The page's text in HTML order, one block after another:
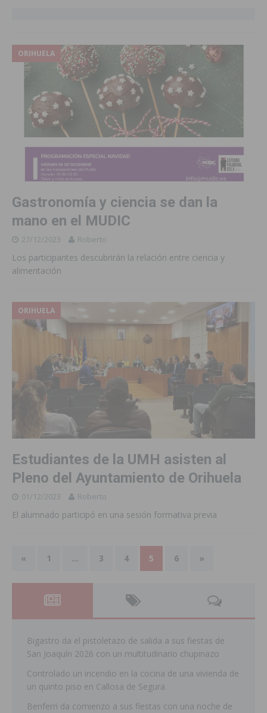
ORIHUELA
Gastronomía y ciencia se dan la
mano en el MUDIC
27/12/2023 Roberto
Los participantes descubrirán la relación entre ciencia y
alimentación
ORIHUELA
Estudiantes de la UMH asisten al
Pleno del Ayuntamiento de Orihuela
01/12/2023 Roberto
El alumnado participó en una sesión formativa previa
« 1 … 3 4 5 6 »
Bigastro da el pistoletazo de salida a sus fiestas de
San Joaquín 2026 con un multitudinario chupinazo
Controlado un incendio en la cocina de una vivienda de
un quinto piso en Callosa de Segura
Benferri da comienzo a sus fiestas con una noche de